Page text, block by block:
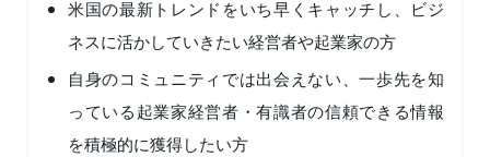
米国の最新トレンドをいち早くキャッチし、ビジ
ネスに活かしていきたい経営者や起業家の方
自身のコミュニティでは出会えない、一歩先を知
っている起業家経営者・有識者の信頼できる情報
を積極的に獲得したい方